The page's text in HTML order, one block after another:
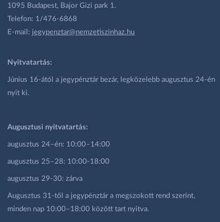
1095 Budapest, Bajor Gizi park 1.
Telefon: 1/476-6868
E-mail: jegypenztar@nemzetiszinhaz.hu
Nyitvatartás:
Június 16-ától a jegypénztár bezár, legközelebb augusztus 24-én
nyit ki.
Augusztusi nyitvatartás:
augusztus 24–én: 10:00–14:00
augusztus 25–28: 10:00-18:00
augusztus 29-30: zárva
Augusztus 31-től a jegypénztár a megszokott rend szerint,
minden nap 10:00–18:00 között tart nyitva.